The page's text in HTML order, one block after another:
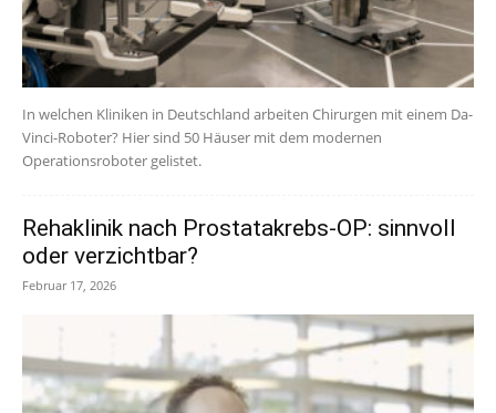
In welchen Kliniken in Deutschland arbeiten Chirurgen mit einem Da-
Vinci-Roboter? Hier sind 50 Häuser mit dem modernen
Operationsroboter gelistet.
Rehaklinik nach Prostatakrebs-OP: sinnvoll
oder verzichtbar?
Februar 17, 2026